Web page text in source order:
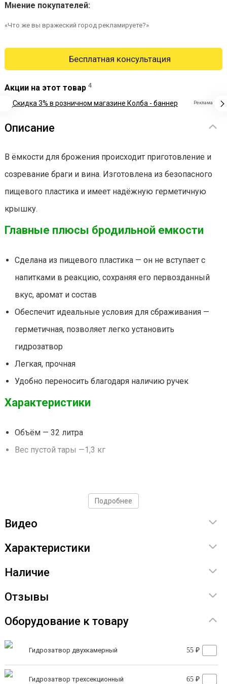
Мнение покупателей:
«Что же вы вражеский город рекламируете?»
Бесплатная консультация
Акции на этот товар 4
Реклама
Описание
В ёмкости для брожения происходит приготовление и
созревание браги и вина. Изготовлена из безопасного
пищевого пластика и имеет надёжную герметичную
крышку.
Главные плюсы бродильной емкости
Сделана из пищевого пластика — он не вступает с
напитками в реакцию, сохраняя его первозданный
вкус, аромат и состав
Обеспечит идеальные условия для сбраживания —
герметичная, позволяет легко установить
гидрозатвор
Легкая, прочная
Удобно переносить благодаря наличию ручек
Характеристики
Объём — 32 литра
Вес пустой тары —1,3 кг
Подробнее
Видео
Характеристики
Наличие
Отзывы
Оборудование к товару
Гидрозатвор двухкамерный 55 ₽
Гидрозатвор трехсекционный 65 ₽